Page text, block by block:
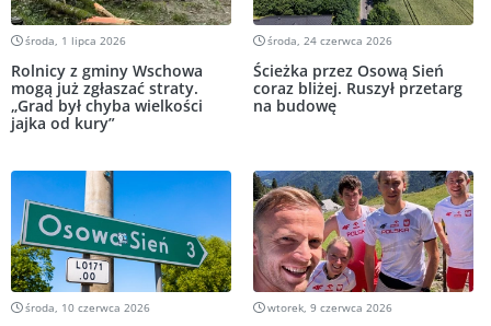
środa, 1 lipca 2026
Rolnicy z gminy Wschowa
mogą już zgłaszać straty.
„Grad był chyba wielkości
jajka od kury”
środa, 24 czerwca 2026
Ścieżka przez Osową Sień
coraz bliżej. Ruszył przetarg
na budowę
środa, 10 czerwca 2026 wtorek, 9 czerwca 2026